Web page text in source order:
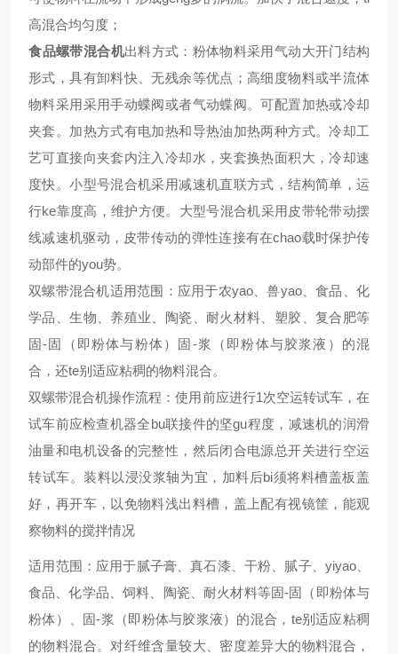
高混合均匀度；
食品螺带混合机出料方式：粉体物料采用气动大开门结构
形式，具有卸料快、无残余等优点；高细度物料或半流体
物料采用采用手动蝶阀或者气动蝶阀。可配置加热或冷却
夹套。加热方式有电加热和导热油加热两种方式。冷却工
艺可直接向夹套内注入冷却水，夹套换热面积大，冷却速
度快。小型号混合机采用减速机直联方式，结构简单，运
行ke靠度高，维护方便。大型号混合机采用皮带轮带动摆
线减速机驱动，皮带传动的弹性连接有在chao载时保护传
动部件的you势。
双螺带混合机适用范围：应用于农yao、兽yao、食品、化
学品、生物、养殖业、陶瓷、耐火材料、塑胶、复合肥等
固-固（即粉体与粉体）固-浆（即粉体与胶浆液）的混
合，还te别适应粘稠的物料混合。
双螺带混合机操作流程：使用前应进行1次空运转试车，在
试车前应检查机器全bu联接件的坚gu程度，减速机的润滑
油量和电机设备的完整性，然后闭合电源总开关进行空运
转试车。装料以浸没浆轴为宜，加料后bi须将料槽盖板盖
好，再开车，以免物料浅出料槽，盖上配有视镜筐，能观
察物料的搅拌情况
​适用范围：应用于腻子膏、真石漆、干粉、腻子、yiyao、
食品、化学品、饲料、陶瓷、耐火材料等固-固（即粉体与
粉体）、固-浆（即粉体与胶浆液）的混合，te别适应粘稠
的物料混合。对纤维含量较大、密度差异大的物料混合，